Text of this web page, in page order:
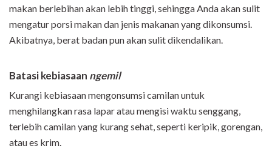
makan berlebihan akan lebih tinggi, sehingga Anda akan sulit
mengatur porsi makan dan jenis makanan yang dikonsumsi.
Akibatnya, berat badan pun akan sulit dikendalikan.
Batasi kebiasaan ngemil
Kurangi kebiasaan mengonsumsi camilan untuk
menghilangkan rasa lapar atau mengisi waktu senggang,
terlebih camilan yang kurang sehat, seperti keripik, gorengan,
atau es krim.